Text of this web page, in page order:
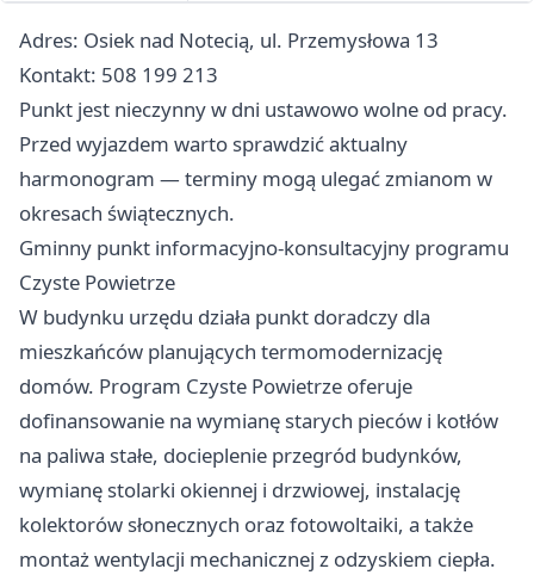
Adres: Osiek nad Notecią, ul. Przemysłowa 13
Kontakt: 508 199 213
Punkt jest nieczynny w dni ustawowo wolne od pracy.
Przed wyjazdem warto sprawdzić aktualny
harmonogram — terminy mogą ulegać zmianom w
okresach świątecznych.
Gminny punkt informacyjno-konsultacyjny programu
Czyste Powietrze
W budynku urzędu działa punkt doradczy dla
mieszkańców planujących termomodernizację
domów. Program Czyste Powietrze oferuje
dofinansowanie na wymianę starych pieców i kotłów
na paliwa stałe, docieplenie przegród budynków,
wymianę stolarki okiennej i drzwiowej, instalację
kolektorów słonecznych oraz fotowoltaiki, a także
montaż wentylacji mechanicznej z odzyskiem ciepła.